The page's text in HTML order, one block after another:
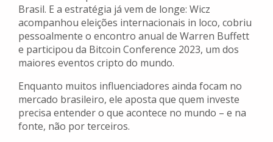
Brasil. E a estratégia já vem de longe: Wicz
acompanhou eleições internacionais in loco, cobriu
pessoalmente o encontro anual de Warren Buffett
e participou da Bitcoin Conference 2023, um dos
maiores eventos cripto do mundo.
Enquanto muitos influenciadores ainda focam no
mercado brasileiro, ele aposta que quem investe
precisa entender o que acontece no mundo – e na
fonte, não por terceiros.